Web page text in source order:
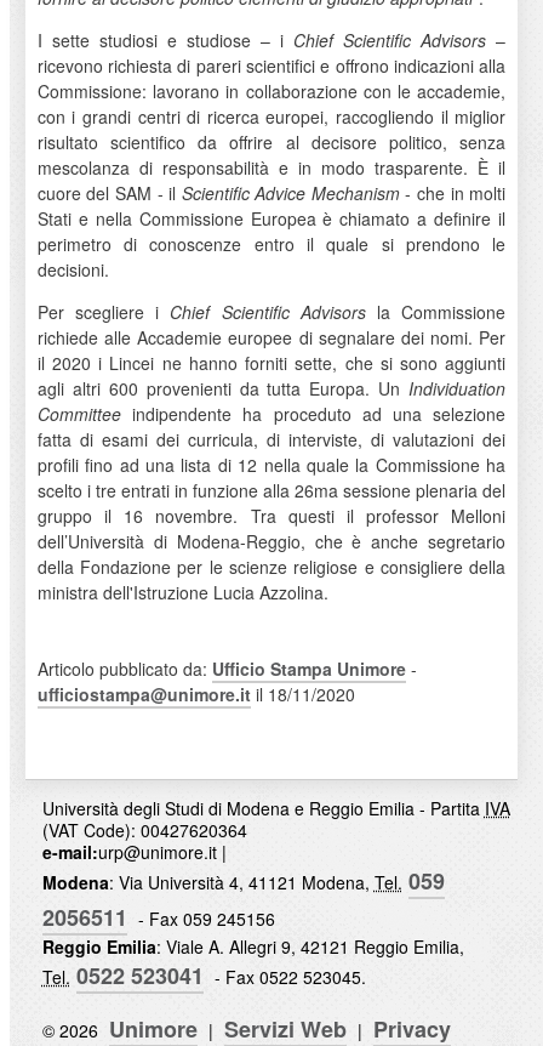
I sette studiosi e studiose – i Chief Scientific Advisors –
ricevono richiesta di pareri scientifici e offrono indicazioni alla
Commissione: lavorano in collaborazione con le accademie,
con i grandi centri di ricerca europei, raccogliendo il miglior
risultato scientifico da offrire al decisore politico, senza
mescolanza di responsabilità e in modo trasparente. È il
cuore del SAM - il Scientific Advice Mechanism- che in molti
Stati e nella Commissione Europea è chiamato a definire il
perimetro di conoscenze entro il quale si prendono le
decisioni.
Per scegliere i Chief Scientific Advisorsla Commissione
richiede alle Accademie europee di segnalare dei nomi. Per
il 2020 i Lincei ne hanno forniti sette, che si sono aggiunti
agli altri 600 provenienti da tutta Europa. UnIndividuation
Committeeindipendente ha proceduto ad una selezione
fatta di esami dei curricula, di interviste, di valutazioni dei
profili fino ad una lista di 12 nella quale la Commissione ha
scelto i tre entrati in funzione alla 26ma sessione plenaria del
gruppo il 16 novembre. Tra questi il professor Melloni
dell’Università di Modena-Reggio, che è anche segretario
della Fondazione per le scienze religiose e consigliere della
ministra dell'Istruzione Lucia Azzolina.
Articolo pubblicato da: Ufficio Stampa Unimore-
ufficiostampa@unimore.itil 18/11/2020
Università degli Studi di Modena e Reggio Emilia - Partita IVA
(VAT Code): 00427620364
e-mail:urp@unimore.it|
Modena: Via Università 4, 41121 Modena, Tel. 059
2056511 - Fax 059 245156
Reggio Emilia: Viale A. Allegri 9, 42121 Reggio Emilia,
Tel. 0522 523041 - Fax 0522 523045.
© 2026 Unimore | Servizi Web | Privacy